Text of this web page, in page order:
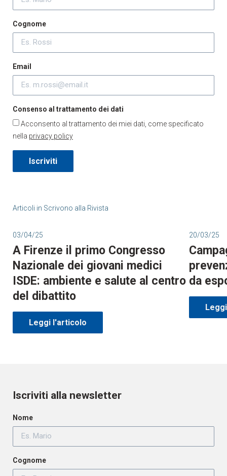
Cognome
Email
Consenso al trattamento dei dati
Acconsento al trattamento dei miei dati, come specificato
nella privacy policy
Iscriviti
Articoli in Scrivono alla Rivista
03/04/25
A Firenze il primo Congresso
Nazionale dei giovani medici
ISDE: ambiente e salute al centro
del dibattito
Leggi l'articolo
20/03/25
da
Iscriviti alla newsletter
Nome
Cognome